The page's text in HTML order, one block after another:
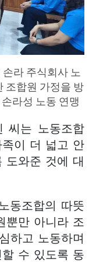
라 주식회사 노
조합원 가정을 방
라성 노동 연맹
씨는 노동조합
이 더 넓고 안
도와준 것에 대
동조합의 따뜻
뿐만 아니라 조
하고 노동하며
수 있도록 동